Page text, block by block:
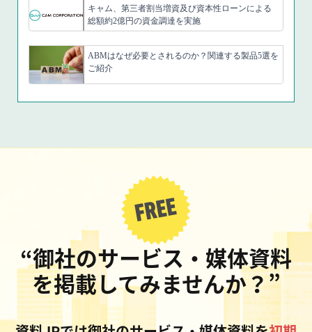
キャム、第三者割当増資及び資本性ローンによる
総額約2億円の資金調達を実施
ABMはなぜ必要とされるのか？関連する製品5選を
ご紹介
“御社のサービス・媒体資料
を掲載してみませんか？”